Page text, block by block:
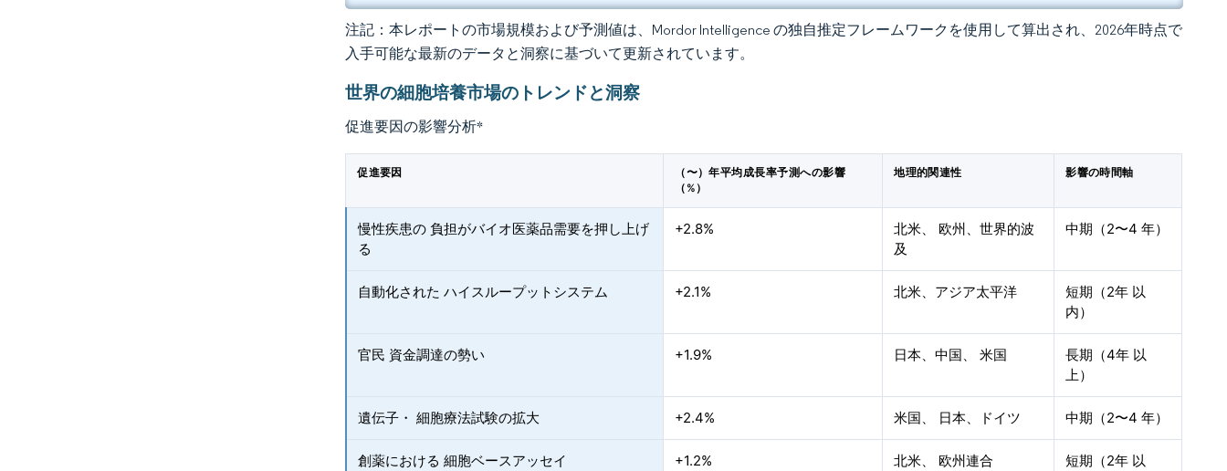
注記：本レポートの市場規模および予測値は、Mordor Intelligence の独自推定フレームワークを使用して算出され、2026年時点で
入手可能な最新のデータと洞察に基づいて更新されています。
世界の細胞培養市場のトレンドと洞察
促進要因の影響分析*
促進要因
（〜）年平均成長率予測への影響
（%）
地理的関連性 影響の時間軸
慢性疾患の 負担がバイオ医薬品需要を押し上げ
る
+2.8%
北米、 欧州、世界的波
及
中期（2〜4 年）
自動化された ハイスループットシステム +2.1% 北米、アジア太平洋
短期（2年 以
内）
官民 資金調達の勢い +1.9% 日本、中国、 米国
長期（4年 以
上）
遺伝子・ 細胞療法試験の拡大 +2.4% 米国、 日本、ドイツ 中期（2〜4 年）
創薬における 細胞ベースアッセイ +1.2% 北米、 欧州連合
短期（2年 以